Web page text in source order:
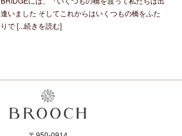
逢いました そしてこれからはいくつもの橋をふた
りで [...続きを読む]